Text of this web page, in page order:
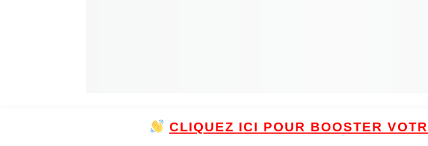
CLIQUEZ ICI POUR BOOSTER